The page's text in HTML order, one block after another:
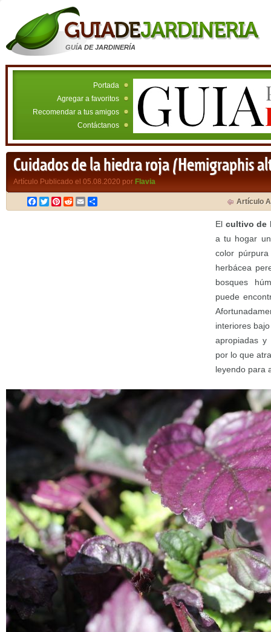
GUÍA DE JARDINERÍA
Portada
Agregar a favoritos
Recomendar a tus amigos
Contáctanos
Cuidados de la hiedra roja (Hemigraphis
Artículo Publicado el 05.08.2020 por Flavia
Facebook
TwitterPinterest
RedditEmail Artículo
El cultivo de
a tu hogar
color
herbácea
bosques
puede
interiores
apropiadas y
por lo que
leyendo para